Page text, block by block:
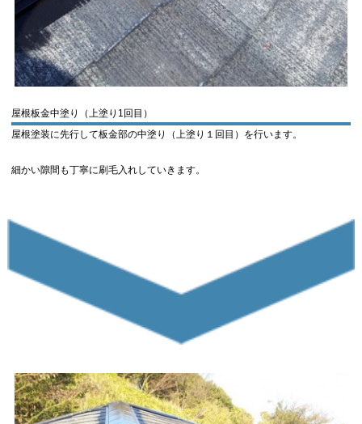
屋根板金中塗り（上塗り1回目）
屋根塗装に先行して板金部の中塗り（上塗り１回目）を行います。
細かい隙間も丁寧に刷毛入れしていきます。